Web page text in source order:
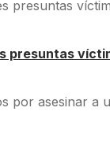
presuntas